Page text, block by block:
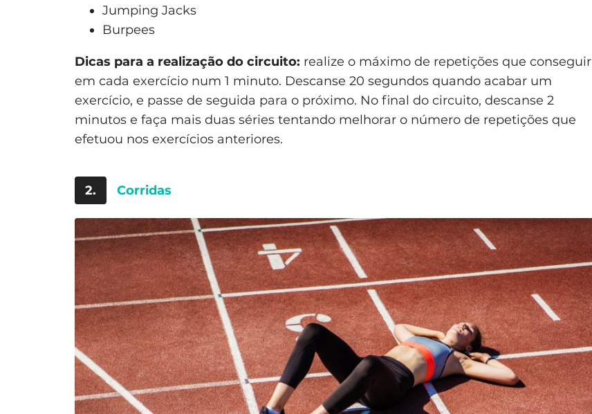
Jumping Jacks
Burpees
Dicas para a realização do circuito: realize o máximo de repetições que conseguir
em cada exercício num 1 minuto. Descanse 20 segundos quando acabar um
exercício, e passe de seguida para o próximo. No final do circuito, descanse 2
minutos e faça mais duas séries tentando melhorar o número de repetições que
efetuou nos exercícios anteriores.
2. Corridas